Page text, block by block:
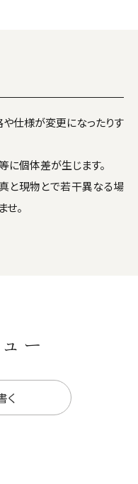
仕様が変更になったりす
に個体差が生じます。
と現物とで若干異なる場
。
ー
く